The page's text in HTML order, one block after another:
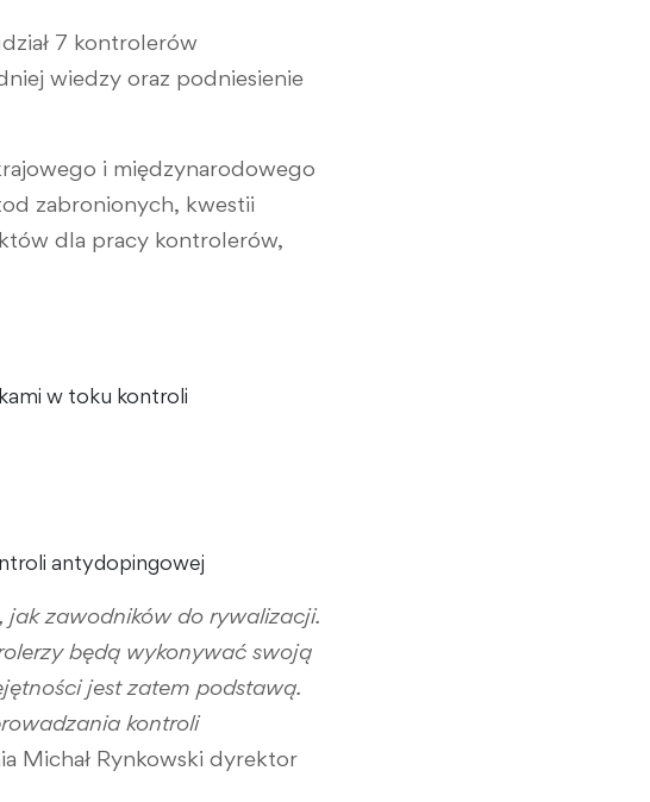
7 kontrolerów
wiedzy oraz podniesienie
i międzynarodowego
zabronionych, kwestii
dla pracy kontrolerów,
w toku kontroli
antydopingowej
jak zawodników do rywalizacji.
będą wykonywać swoją
jest zatem podstawą.
kontroli
Michał Rynkowski dyrektor